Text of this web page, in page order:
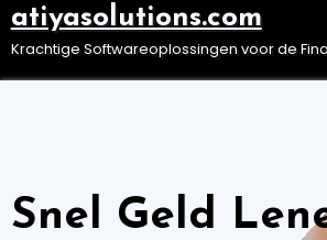
atiyasolutions.com
Krachtige Softwareoplossingen voor de
Snel Geld